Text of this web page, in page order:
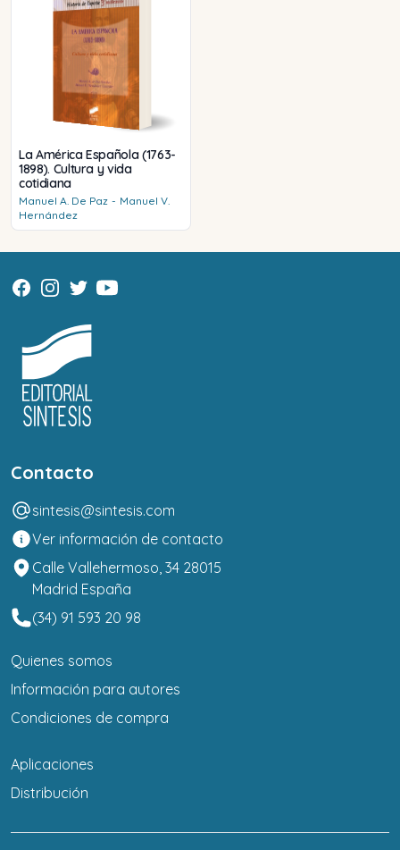
La América Española (1763-
1898). Cultura y vida
cotidiana
Manuel A. De Paz - Manuel V.
Hernández
Contacto
sintesis@sintesis.com
Ver información de contacto
Calle Vallehermoso, 34 28015
Madrid España
(34) 91 593 20 98
Quienes somos
Información para autores
Condiciones de compra
Aplicaciones
Distribución